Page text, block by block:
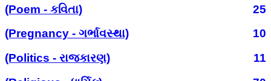
(Poem - કવિતા)
25
(Pregnancy - ગર્ભાવસ્થા)
10
(Politics - રાજકારણ)
11